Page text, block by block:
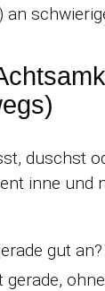
duschst
inne und
gut an?